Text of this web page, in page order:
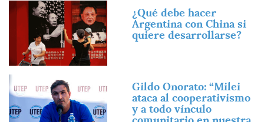
Imagen
¿Qué debe hacer
Argentina con China si
quiere desarrollarse?
Gildo Onorato: “Milei
ataca al cooperativismo
y a todo vínculo